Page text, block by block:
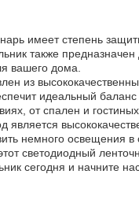
имеет степень
также
вашего дома.
из
идеальный
от спален и
является
немного освещения
светодиодный
сегодня и начните